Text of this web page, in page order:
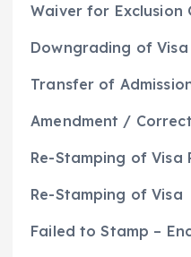
Waiver for Exclusion
Downgrading of Visa
Transfer of
Amendment /
Re-Stamping of Visa
Re-Stamping of Visa
Failed to Stamp –